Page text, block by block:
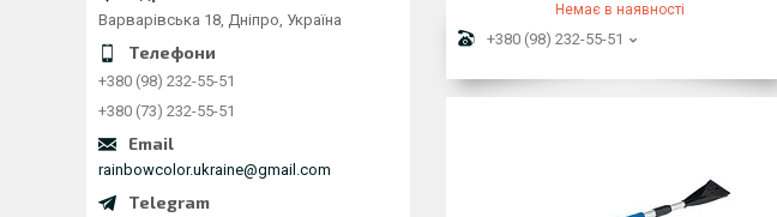
Немає в наявності
+380 (98) 232-55-51
Варварівська 18, Дніпро, Україна
+380 (98) 232-55-51
+380 (73) 232-55-51
rainbowcolor.ukraine@gmail.com